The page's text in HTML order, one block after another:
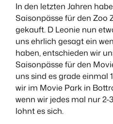
In den letzten Jahren
Saisonpässe für den Zoo
gekauft. D Leonie nun
uns ehrlich gesagt ein
haben, entschieden wir
Saisonpässe für den
uns sind es grade einmal
wir im Movie Park in
wenn wir jedes mal nur
lohnt es sich.